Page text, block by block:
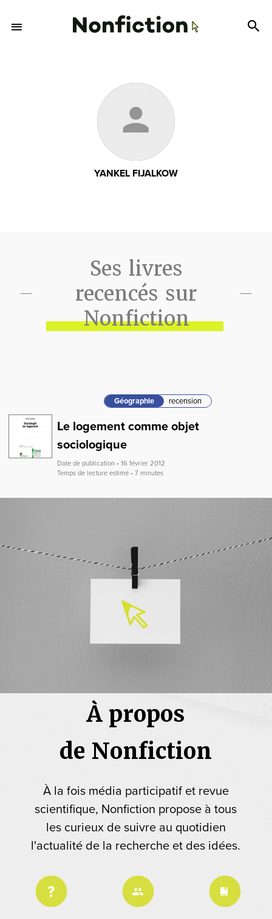
YANKEL FIJALKOW
Ses livres
recencés sur
Nonfiction
Géographie recension
Le logement comme objet
sociologique
Date de publication • 16 février 2012
Temps de lecture estimé • 7 minutes
À propos
de Nonfiction
À la fois média participatif et revue
scientifique, Nonfiction propose à tous
les curieux de suivre au quotidien
l'actualité de la recherche et des idées.